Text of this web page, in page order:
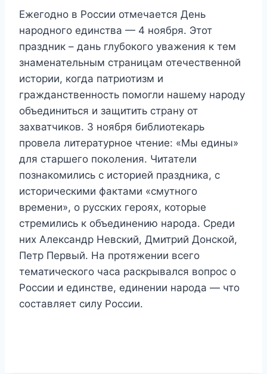
Ежегодно в России отмечается День
народного единства — 4 ноября. Этот
праздник – дань глубокого уважения к тем
знаменательным страницам отечественной
истории, когда патриотизм и
гражданственность помогли нашему народу
объединиться и защитить страну от
захватчиков. 3 ноября библиотекарь
провела литературное чтение: «Мы едины»
для старшего поколения. Читатели
познакомились с историей праздника, с
историческими фактами «смутного
времени», о русских героях, которые
стремились к объединению народа. Среди
них Александр Невский, Дмитрий Донской,
Петр Первый. На протяжении всего
тематического часа раскрывался вопрос о
России и единстве, единении народа — что
составляет силу России.